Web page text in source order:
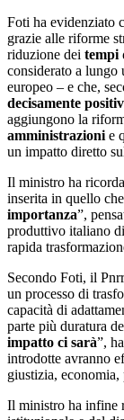
Foti ha evidenziato
grazie alle riforme
riduzione dei tempi
considerato a lungo
europeo – e che,
decisamente
aggiungono la
amministrazioni e
un impatto diretto
Il ministro ha
inserita in quello
importanza”,
produttivo italiano
rapida
Secondo Foti, il
un processo di
capacità di
parte più duratura
impatto ci sarà”,
introdotte avranno
giustizia,
Il ministro ha infine